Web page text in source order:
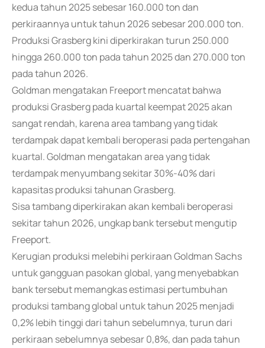
kedua tahun 2025 sebesar 160.000 ton dan
perkiraannya untuk tahun 2026 sebesar 200.000 ton.
Produksi Grasberg kini diperkirakan turun 250.000
hingga 260.000 ton pada tahun 2025 dan 270.000 ton
pada tahun 2026.
Goldman mengatakan Freeport mencatat bahwa
produksi Grasberg pada kuartal keempat 2025 akan
sangat rendah, karena area tambang yang tidak
terdampak dapat kembali beroperasi pada pertengahan
kuartal. Goldman mengatakan area yang tidak
terdampak menyumbang sekitar 30%-40% dari
kapasitas produksi tahunan Grasberg.
Sisa tambang diperkirakan akan kembali beroperasi
sekitar tahun 2026, ungkap bank tersebut mengutip
Freeport.
Kerugian produksi melebihi perkiraan Goldman Sachs
untuk gangguan pasokan global, yang menyebabkan
bank tersebut memangkas estimasi pertumbuhan
produksi tambang global untuk tahun 2025 menjadi
0,2% lebih tinggi dari tahun sebelumnya, turun dari
perkiraan sebelumnya sebesar 0,8%, dan pada tahun